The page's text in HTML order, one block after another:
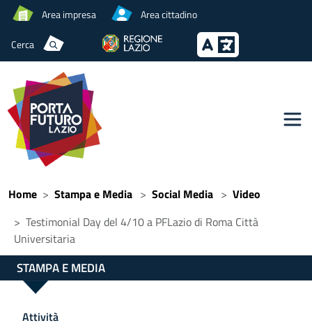
Area impresa Area cittadino
Cerca
Home Stampa e Media Social Media
Video
Testimonial Day del 4/10 a PFLazio di Roma Città
Universitaria
STAMPA E MEDIA
Attività